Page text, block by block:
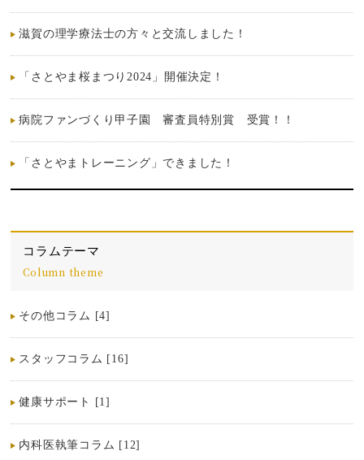
滋賀の理学療法士の方々と交流しました！
「さとやま桜まつり2024」開催決定！
病院ファンづくり甲子園 審査員特別賞 受賞！！
「さとやまトレーニング」できました！
コラムテーマ
Column theme
その他コラム [4]
スタッフコラム [16]
健康サポート [1]
内科医執筆コラム [12]